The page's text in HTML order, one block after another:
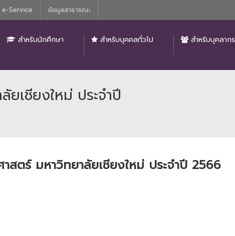
e-Service ข้อมูลสาธารณะ
สำหรับนักศึกษา สำหรับบุคคลทั่วไป สำหรับบุคลากร
เชียงใหม่ ประจำปี
ตร์ มหาวิทยาลัยเชียงใหม่ ประจำปี 2566